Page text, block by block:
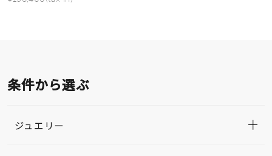
条件から選ぶ
ジュエリー